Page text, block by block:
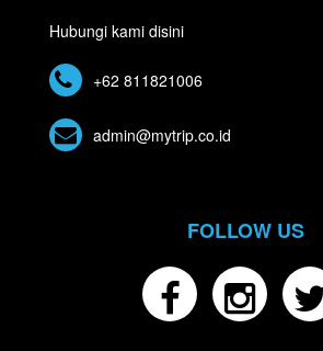
Hubungi kami disini
+62 811821006
admin@mytrip.co.id
FOLLOW US